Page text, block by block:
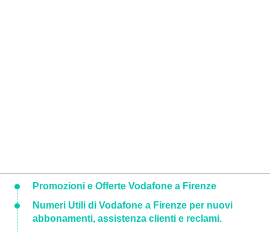
Promozioni e Offerte Vodafone a Firenze
Numeri Utili di Vodafone a Firenze per nuovi
abbonamenti, assistenza clienti e reclami.